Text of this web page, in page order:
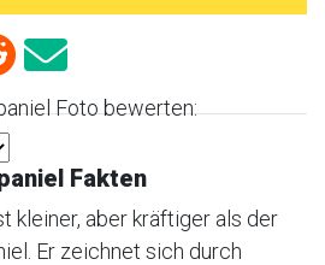
Foto bewerten:
Fakten
kleiner, aber kräftiger als der
Er zeichnet sich durch